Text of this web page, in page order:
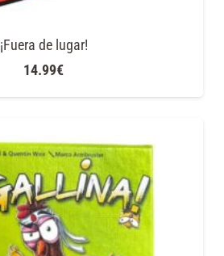
¡Fuera de lugar!
14.99€